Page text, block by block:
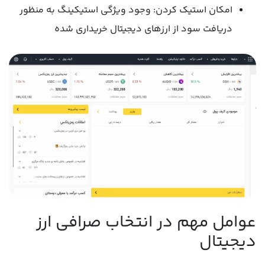
امکان استیک کردن: وجود ویژگی استیکینگ به منظور
دریافت سود از ارزهای دیجیتال خریداری شده
عوامل مهم در انتخاب صرافی ارز
دیجیتال